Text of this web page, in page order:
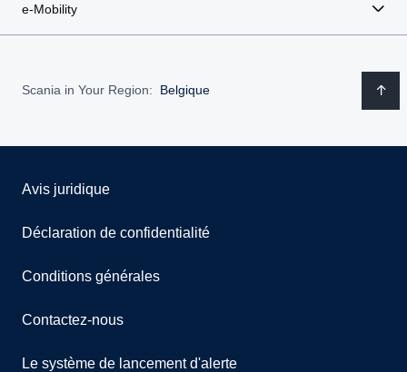
e-Mobility
Scania in Your Region: Belgique
Avis juridique
Déclaration de confidentialité
Conditions générales
Contactez-nous
Le système de lancement d'alerte